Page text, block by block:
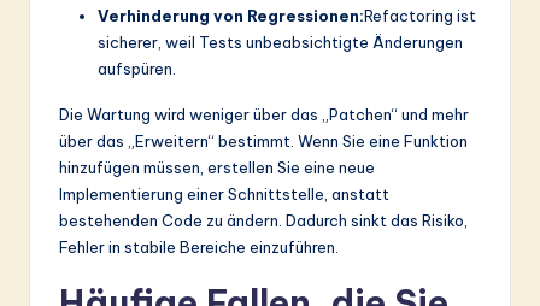
Verhinderung von Regressionen:Refactoring ist
sicherer, weil Tests unbeabsichtigte Änderungen
aufspüren.
Die Wartung wird weniger über das „Patchen“ und mehr
über das „Erweitern“ bestimmt. Wenn Sie eine Funktion
hinzufügen müssen, erstellen Sie eine neue
Implementierung einer Schnittstelle, anstatt
bestehenden Code zu ändern. Dadurch sinkt das Risiko,
Fehler in stabile Bereiche einzuführen.